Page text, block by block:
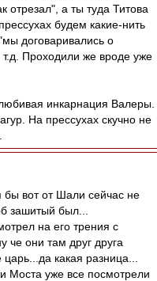
отрезал", а ты туда Титова
будем какие-нить
договаривались о
Проходили же вроде уже
инкарнация Валеры.
На прессухах скучно не
бы вот от Шали сейчас не
зашитый был...
на его трения с
че они там друг друга
какая разница...
Моста уже все посмотрели